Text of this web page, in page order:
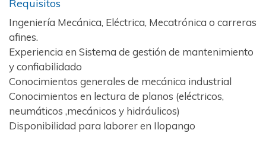
Requisitos
Ingeniería Mecánica, Eléctrica, Mecatrónica o carreras
afines.
Experiencia en Sistema de gestión de mantenimiento
y confiabilidado
Conocimientos generales de mecánica industrial
Conocimientos en lectura de planos (eléctricos,
neumáticos ,mecánicos y hidráulicos)
Disponibilidad para laborer en Ilopango